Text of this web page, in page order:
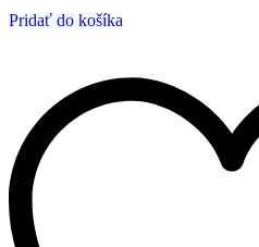
Pridať do košíka